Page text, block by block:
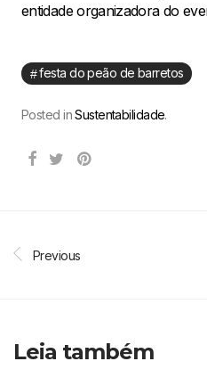
entidade organizadora do
festa do peão de barretos
Posted inSustentabilidade.
Previous
Leia também